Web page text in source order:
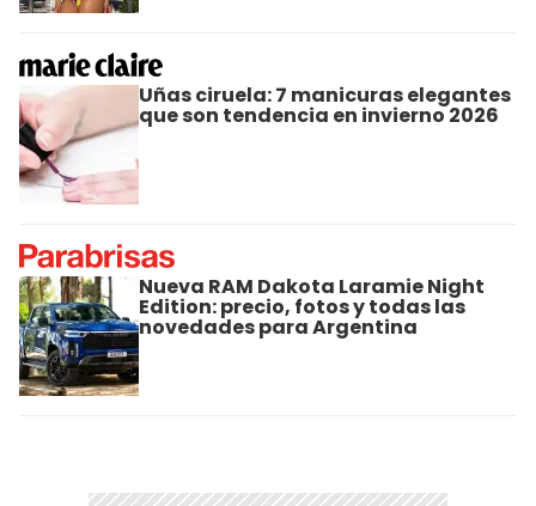
Uñas ciruela: 7 manicuras elegantes
que son tendencia en invierno 2026
Nueva RAM Dakota Laramie Night
Edition: precio, fotos y todas las
novedades para Argentina